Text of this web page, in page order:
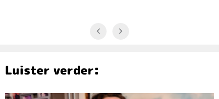
Luister verder: